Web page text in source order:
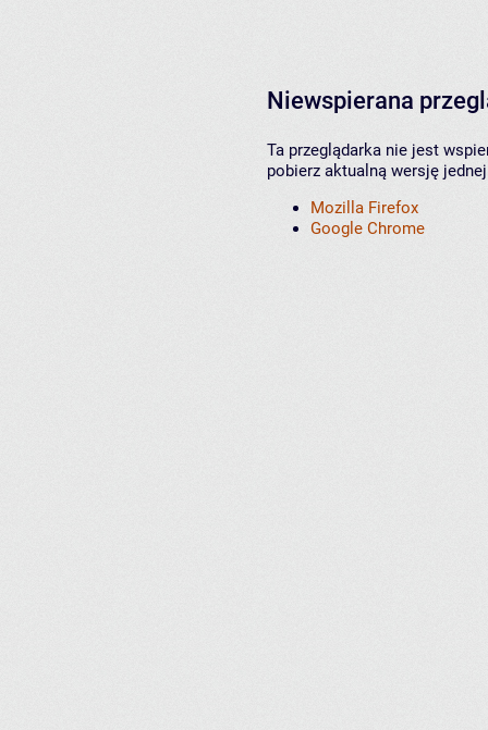
Niewspierana
Ta przeglądarka nie jest
pobierz aktualną wersję
Mozilla Firefox
Google Chrome